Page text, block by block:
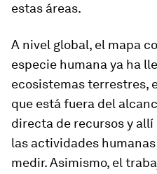
estas áreas.
A nivel global, el mapa
especie humana ya ha
ecosistemas terrestres,
que está fuera del
directa de recursos y
las actividades
medir. Asimismo, el